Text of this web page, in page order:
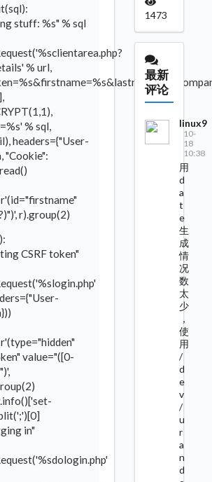
stuff: %s" % sql
% url,
% sql,
headers={"User-
"Cookie":
r).group(2)
CSRF token"
value="([0-
in"
1473
最新
评论
linux9
10-
18
10:38
用
d
a
t
e
生
成
情
况
数
太
少
，
使
用
/
d
e
v
/
u
r
a
n
d